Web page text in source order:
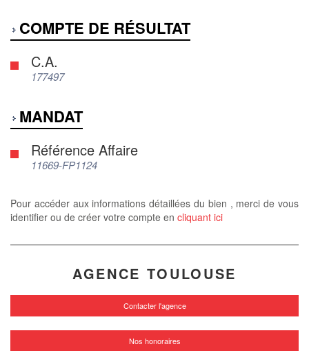
COMPTE DE RÉSULTAT
C.A.
177497
MANDAT
Référence Affaire
11669-FP1124
Pour accéder aux informations détaillées du bien , merci de vous
identifier ou de créer votre compte en cliquant ici
AGENCE TOULOUSE
Contacter l'agence
Nos honoraires